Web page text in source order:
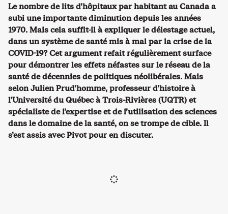
Le nombre de lits d’hôpitaux par habitant au Canada a
subi une importante diminution depuis les années
1970. Mais cela suffit-il à expliquer le délestage actuel,
dans un système de santé mis à mal par la crise de la
COVID-19? Cet argument refait régulièrement surface
pour démontrer les effets néfastes sur le réseau de la
santé de décennies de politiques néolibérales. Mais
selon Julien Prud’homme, professeur d’histoire à
l’Université du Québec à Trois-Rivières (UQTR) et
spécialiste de l’expertise et de l’utilisation des sciences
dans le domaine de la santé, on se trompe de cible. Il
s’est assis avec Pivot pour en discuter.